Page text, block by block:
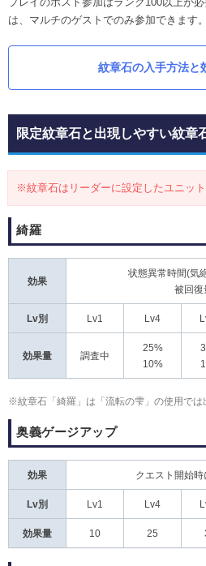
は、マルチのゲストでのみ参加できます。
紋章石の入手方法と
限定紋章石と出現しやすい紋章
※紋章石はリーダーに設定したユニット
綺羅
効果
状態異常時間(気
被回
Lv別 Lv1 Lv4
効果量 調査中
25%
10%
※紋章石「綺羅」は「流転の雫」の使用では
奥義ゲージアップ
効果 クエスト開始
Lv別 Lv1 Lv4
効果量 10 25